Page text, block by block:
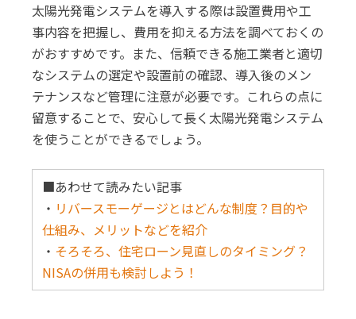
太陽光発電システムを導入する際は設置費用や工
事内容を把握し、費用を抑える方法を調べておくの
がおすすめです。また、信頼できる施工業者と適切
なシステムの選定や設置前の確認、導入後のメン
テナンスなど管理に注意が必要です。これらの点に
留意することで、安心して長く太陽光発電システム
を使うことができるでしょう。
■あわせて読みたい記事
・ リバースモーゲージとはどんな制度？目的や
仕組み、メリットなどを紹介
・ そろそろ、住宅ローン見直しのタイミング？
NISAの併用も検討しよう！